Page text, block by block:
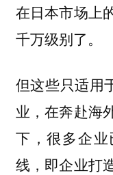
在日本市场上
千万级别了。
但这些只适用
业，在奔赴海
下，很多企业
线，即企业打